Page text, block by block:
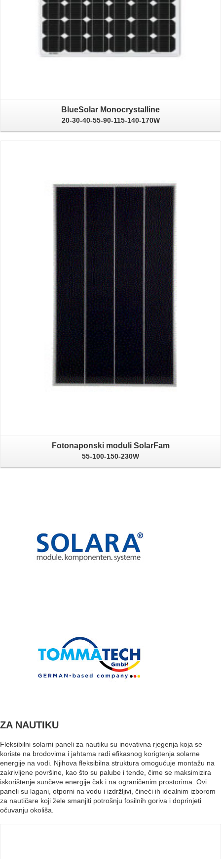
BlueSolar Monocrystalline
20-30-40-55-90-115-140-170W
Fotonaponski moduli SolarFam
55-100-150-230W
ZA NAUTIKU
Fleksibilni solarni paneli za nautiku su inovativna rjegenja koja se
koriste na brodovima i jahtama radi efikasnog korigtenja solarne
energije na vodi. Njihova fleksibilna struktura omogućuje montažu na
zakrivljene površine, kao što su palube i tende, čime se maksimizira
iskorištenje sunčeve energije čak i na ograničenim prostorima. Ovi
paneli su lagani, otporni na vodu i izdržljivi, čineći ih idealnim izborom
za nautičare koji žele smanjiti potrošnju fosilnih goriva i doprinjeti
očuvanju okoliša.